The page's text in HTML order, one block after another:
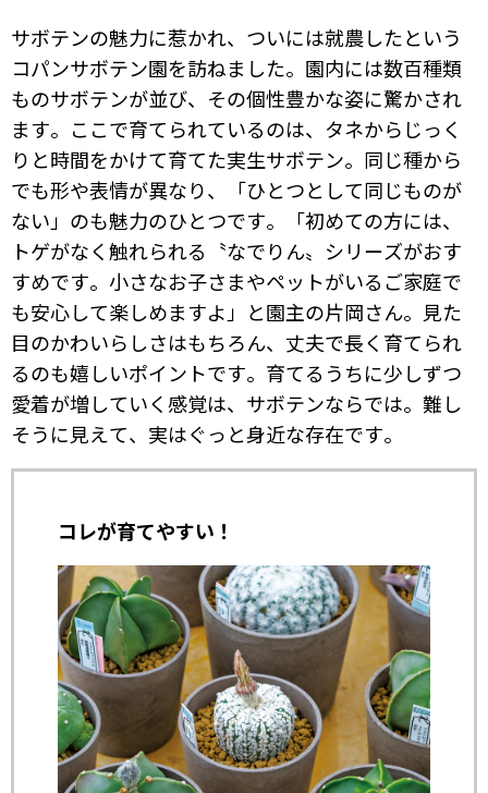
サボテンの魅力に惹かれ、ついには就農したという
コパンサボテン園を訪ねました。園内には数百種類
ものサボテンが並び、その個性豊かな姿に驚かされ
ます。ここで育てられているのは、タネからじっく
りと時間をかけて育てた実生サボテン。同じ種から
でも形や表情が異なり、「ひとつとして同じものが
ない」のも魅力のひとつです。「初めての方には、
トゲがなく触れられる〝なでりん〟シリーズがおす
すめです。小さなお子さまやペットがいるご家庭で
も安心して楽しめますよ」と園主の片岡さん。見た
目のかわいらしさはもちろん、丈夫で長く育てられ
るのも嬉しいポイントです。育てるうちに少しずつ
愛着が増していく感覚は、サボテンならでは。難し
そうに見えて、実はぐっと身近な存在です。
コレが育てやすい！